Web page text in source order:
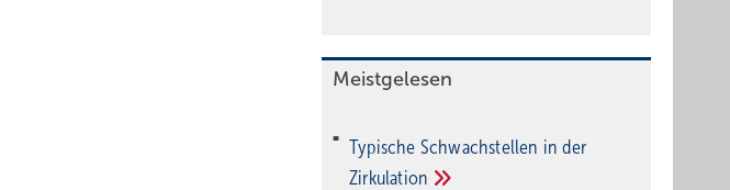
Meistgelesen
Typische Schwachstellen in der
Zirkulation